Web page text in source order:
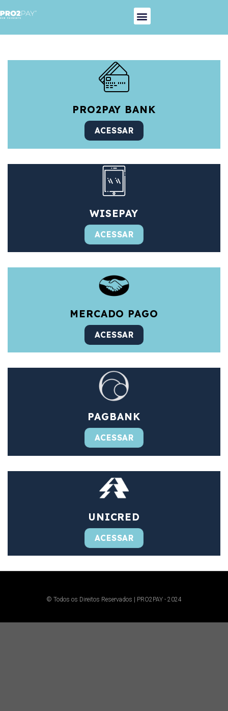
PRO2PAY BANK
ACESSAR
WISEPAY
ACESSAR
MERCADO PAGO
ACESSAR
PAGBANK
ACESSAR
UNICRED
ACESSAR
© Todos os Direitos Reservados | PRO2PAY - 2024